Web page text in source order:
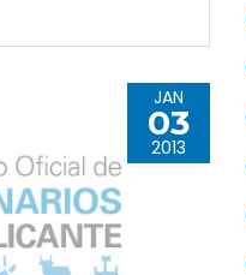
JAN
03
2013